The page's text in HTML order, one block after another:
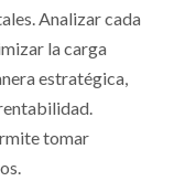
Analizar cada
la carga
estratégica,
tomar